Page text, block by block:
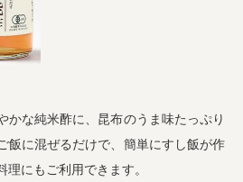
かな純米酢に、昆布のうま味たっぷり
飯に混ぜるだけで、簡単にすし飯が作
にもご利用できます。